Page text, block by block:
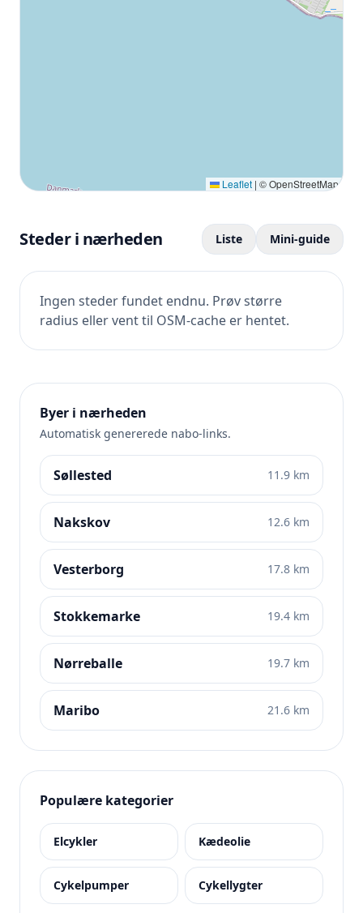
Leaflet | © OpenStreetMap
Steder i nærheden Liste Mini-guide
Ingen steder fundet endnu. Prøv større
radius eller vent til OSM-cache er hentet.
Byer i nærheden
Automatisk genererede nabo-links.
Søllested 11.9 km
Nakskov 12.6 km
Vesterborg 17.8 km
Stokkemarke 19.4 km
Nørreballe 19.7 km
Maribo 21.6 km
Populære kategorier
Elcykler Kædeolie
Cykelpumper Cykellygter